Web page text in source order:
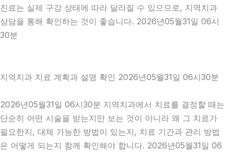
진료는 실제 구강 상태에 따라 달라질 수 있으므로, 지역치과
상담을 통해 확인하는 것이 좋습니다. 2026년05월31일 06시
30분
지역치과 치료 계획과 설명 확인 2026년05월31일 06시30분
2026년05월31일 06시30분 지역치과에서 치료를 결정할 때는
단순히 어떤 시술을 받는지만 보는 것이 아니라 왜 그 치료가
필요한지, 대체 가능한 방법이 있는지, 치료 기간과 관리 방법
은 어떻게 되는지 함께 확인해야 합니다. 2026년05월31일 06